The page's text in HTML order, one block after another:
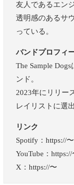
友人であるエン
透明感のあるサ
っている。
バンドプロフィ
The Sample
ンド。
2023年にリリー
レイリストに選
リンク
Spotify：https://〜
YouTube：https://
X：https://〜